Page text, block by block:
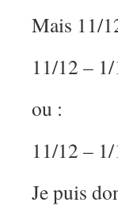
Mais 11/
11/12 –
ou :
11/12 –
Je puis